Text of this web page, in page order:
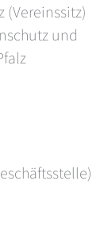
(Vereinssitz)
und